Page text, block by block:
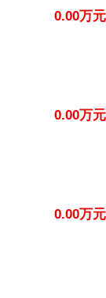
0.00万元
0.00万元
0.00万元